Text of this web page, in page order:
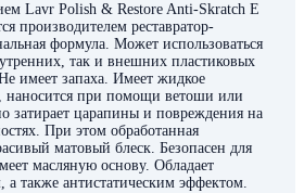
Lavr Polish & Restore Anti-Skratch E
производителем реставратор-
формула. Может использоваться
так и внешних пластиковых
имеет запаха. Имеет жидкое
наносится при помощи ветоши или
затирает царапины и повреждения на
При этом обработанная
матовый блеск. Безопасен для
масляную основу. Обладает
а также антистатическим эффектом.